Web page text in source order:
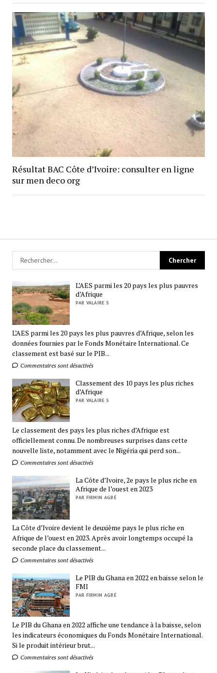
Résultat BAC Côte d’Ivoire: consulter en ligne
sur men deco org
L’AES parmi les 20 pays les plus pauvres
d’Afrique
PAR VALAIRE S
L’AES parmi les 20 pays les plus pauvres d’Afrique, selon les
données fournies par le Fonds Monétaire International. Ce
classement est basé sur le PIB...
Commentaires sont désactivés
Classement des 10 pays les plus riches
d’Afrique
PAR VALAIRE S
Le classement des pays les plus riches d’Afrique est
officiellement connu. De nombreuses surprises dans cette
nouvelle liste, notamment avec le Nigéria qui perd son...
Commentaires sont désactivés
La Côte d’Ivoire, 2e pays le plus riche en
Afrique de l’ouest en 2023
PAR FIRMIN AGBÉ
La Côte d’Ivoire devient le deuxième pays le plus riche en
Afrique de l’ouest en 2023. Après avoir longtemps occupé la
seconde place du classement...
Commentaires sont désactivés
Le PIB du Ghana en 2022 en baisse selon le
FMI
PAR FIRMIN AGBÉ
Le PIB du Ghana en 2022 affiche une tendance à la baisse, selon
les indicateurs économiques du Fonds Monétaire International.
Si le produit intérieur brut...
Commentaires sont désactivés